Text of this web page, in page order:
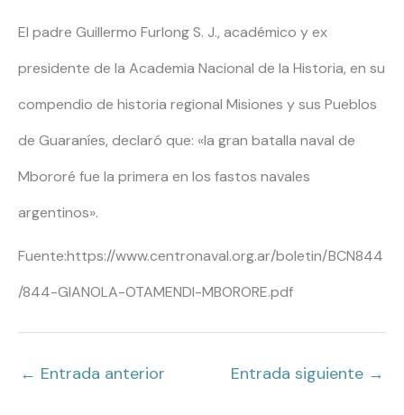
El padre Guillermo Furlong S. J., académico y ex
presidente de la Academia Nacional de la Historia, en su
compendio de historia regional Misiones y sus Pueblos
de Guaraníes, declaró que: «la gran batalla naval de
Mbororé fue la primera en los fastos navales
argentinos».
Fuente:https://www.centronaval.org.ar/boletin/BCN844
/844-GIANOLA-OTAMENDI-MBORORE.pdf
← Entrada anterior Entrada siguiente →